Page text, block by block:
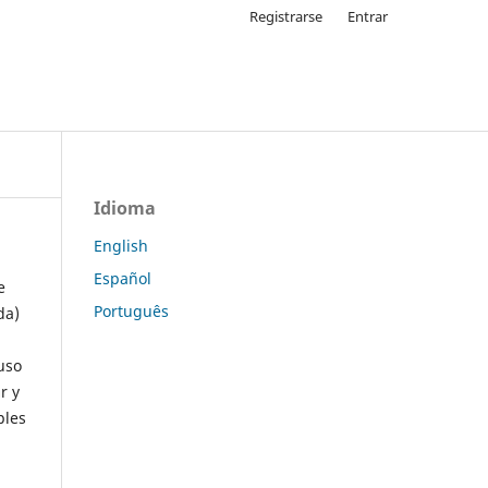
Registrarse Entrar
y
Idioma
English
Español
Português